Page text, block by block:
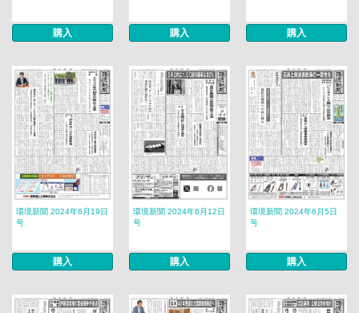
購入 購入 購入
環境新聞 2024年6月19日
号
購入
環境新聞 2024年6月12日
号
購入
環境新聞 2024年6月5日
号
購入